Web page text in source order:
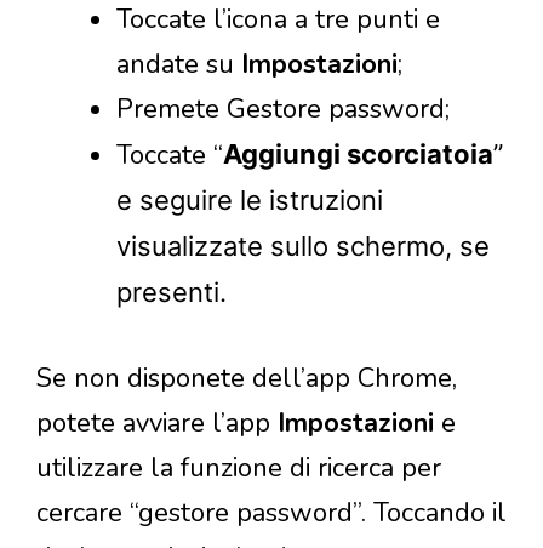
Toccate l’icona a tre punti e
andate su Impostazioni;
Premete Gestore password;
Toccate “Aggiungi scorciatoia”
e seguire le istruzioni
visualizzate sullo schermo, se
presenti.
Se non disponete dell’app Chrome,
potete avviare l’app Impostazioni e
utilizzare la funzione di ricerca per
cercare “gestore password”. Toccando il